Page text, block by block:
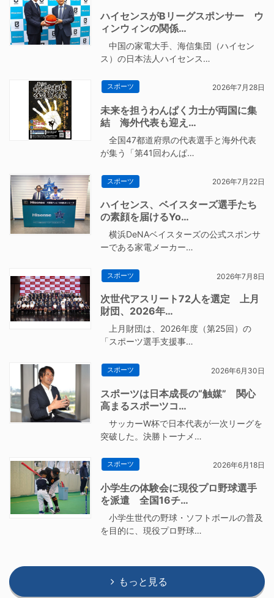
ハイセンスがBリーグスポンサー ウ
ィンウィンの関係…
中国の家電大手、海信集団（ハイセン
ス）の日本法人ハイセンス…
スポーツ 2026年7月28日
未来を担うわんぱく力士が両国に集
結 海外代表も迎え…
全国47都道府県の代表選手と海外代表
が集う「第41回わんぱ…
スポーツ 2026年7月22日
ハイセンス、ベイスターズ選手たち
の素顔を届けるYo…
横浜DeNAベイスターズの公式スポンサ
ーである家電メーカー…
スポーツ 2026年7月8日
次世代アスリート72人を選定 上月
財団、2026年…
上月財団は、2026年度（第25回）の
「スポーツ選手支援事…
スポーツ 2026年6月30日
スポーツは日本成長の“触媒” 関心
高まるスポーツコ…
サッカーW杯で日本代表が一次リーグを
突破した。決勝トーナメ…
スポーツ 2026年6月18日
小学生の体験会に現役プロ野球選手
を派遣 全国16チ…
小学生世代の野球・ソフトボールの普及
を目的に、現役プロ野球…
もっと見る